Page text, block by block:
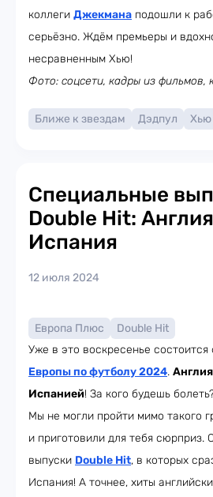
коллеги Джекмана подошли к
серьёзно. Ждём премьеры и
несравненным Хью!
Фото: соцсети, кадры из фильмов,
Ближе к звездам Дэдпул
Специальные
Double Hit:
Испания
12 июля 2024
Европа Плюс
Double Hit
Уже в это воскресенье состоится
Европы по футболу 2024. Англия
Испанией! За кого будешь
Мы не могли пройти мимо такого
и приготовили для тебя сюрприз.
выпуски Double Hit, в которых
Испания! А точнее, хиты